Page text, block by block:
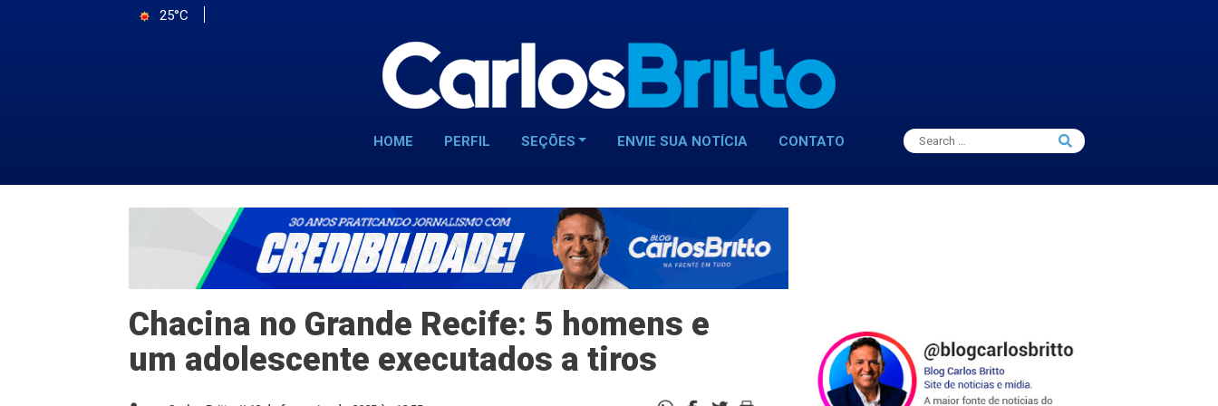
25°C
HOME PERFIL SEÇÕES ENVIE SUA NOTÍCIA CONTATO
Search
for:
Search
Chacina no Grande Recife: 5 homens e
um adolescente executados a tiros